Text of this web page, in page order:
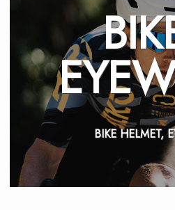
BIKE HELMET,